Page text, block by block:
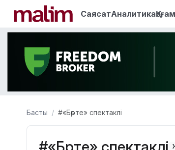
СаясатАналитикаҚоғам
Басты #«Бөрте» спектаклі